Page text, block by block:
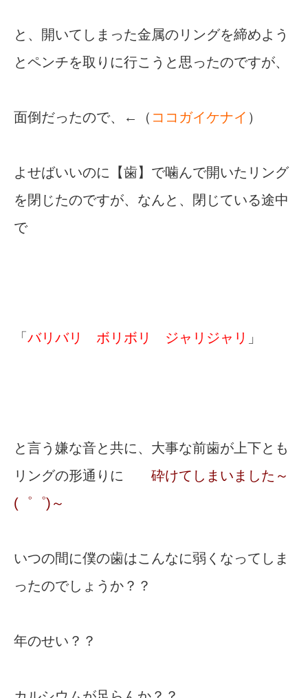
と、開いてしまった金属のリングを締めよう
とペンチを取りに行こうと思ったのですが、
面倒だったので、←（ ココガイケナイ ）
よせばいいのに【歯】で噛んで開いたリング
を閉じたのですが、なんと、閉じている途中
で
「 バリバリ ボリボリ ジャリジャリ 」
と言う嫌な音と共に、大事な前歯が上下とも
リングの形通りに 砕けてしまいました～
(゜゜)～
いつの間に僕の歯はこんなに弱くなってしま
ったのでしょうか？？
年のせい？？